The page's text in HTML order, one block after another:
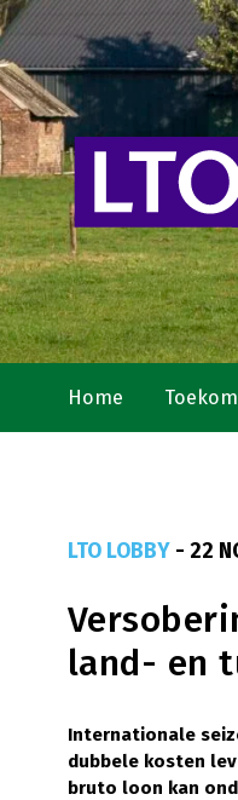
Home
LTO LOBBY- 22
land- en
Internationale
dubbele kosten
bruto loon kan